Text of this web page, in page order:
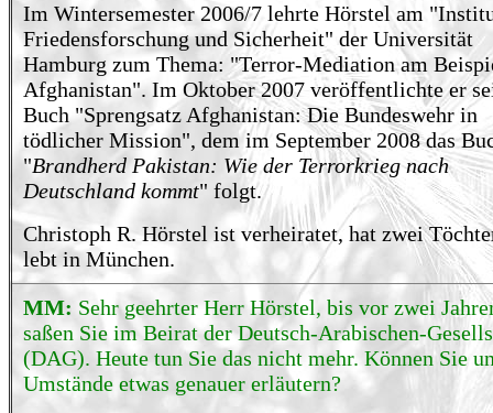
Im Wintersemester 2006/7 lehrte Hörstel am
Friedensforschung und Sicherheit" der Universität
Hamburg zum Thema: "Terror-Mediation am
Afghanistan". Im Oktober 2007 veröffentlichte er
Buch "Sprengsatz Afghanistan: Die Bundeswehr in
tödlicher Mission", dem im September 2008 das
"Brandherd Pakistan: Wie der Terrorkrieg nach
Deutschland kommt" folgt.
Christoph R. Hörstel ist verheiratet, hat zwei
lebt in München.
MM: Sehr geehrter Herr Hörstel, bis vor zwei
saßen Sie im Beirat der Deutsch-Arabischen-
(DAG). Heute tun Sie das nicht mehr. Können Sie
Umstände etwas genauer erläutern?